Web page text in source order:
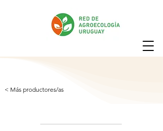
< Más productores/as